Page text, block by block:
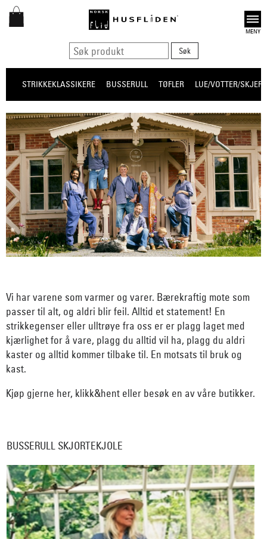
Open
STRIKKEKLASSIKERE BUSSERULL TØFLER LUE/VOTTER/SKJERF
Vi har varene som varmer og varer. Bærekraftig mote som
passer til alt, og aldri blir feil. Alltid et statement! En
strikkegenser eller ulltrøye fra oss er er plagg laget med
kjærlighet for å vare, plagg du alltid vil ha, plagg du aldri
kaster og alltid kommer tilbake til. En motsats til bruk og
kast.
Kjøp gjerne her, klikk&hent eller besøk en av våre butikker.
BUSSERULL SKJORTEKJOLE